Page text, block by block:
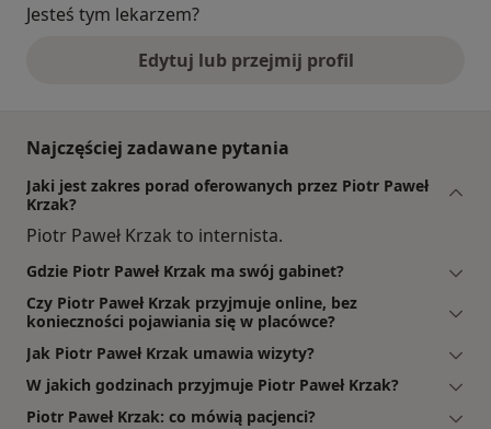
Jesteś tym lekarzem?
Edytuj lub przejmij profil
Najczęściej zadawane pytania
Jaki jest zakres porad oferowanych przez Piotr Paweł
Krzak?
Piotr Paweł Krzak to internista.
Gdzie Piotr Paweł Krzak ma swój gabinet?
Czy Piotr Paweł Krzak przyjmuje online, bez
konieczności pojawiania się w placówce?
Jak Piotr Paweł Krzak umawia wizyty?
W jakich godzinach przyjmuje Piotr Paweł Krzak?
Piotr Paweł Krzak: co mówią pacjenci?